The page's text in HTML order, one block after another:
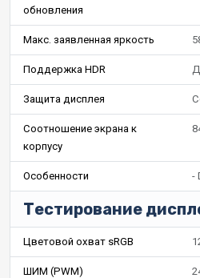
обновления
Макс. заявленная яркость
Поддержка HDR
Защита дисплея
Соотношение экрана к
корпусу
Особенности -
Тестирование
Цветовой охват sRGB
ШИМ (PWM)